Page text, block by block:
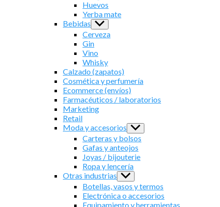
Huevos
Yerba mate
Bebidas Show
sub
menu
Cerveza
Gin
Vino
Whisky
Calzado (zapatos)
Cosmética y perfumería
Ecommerce (envíos)
Farmacéuticos / laboratorios
Marketing
Retail
Moda y accesorios Show
sub
menu
Carteras y bolsos
Gafas y anteojos
Joyas / bijouterie
Ropa y lencería
Otras industrias Show
sub
menu
Botellas, vasos y termos
Electrónica o accesorios
Equipamiento y herramientas